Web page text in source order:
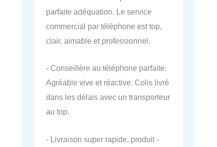
parfaite adéquation. Le service
commercial par téléphone est top,
clair, aimable et professionnel.
- Conseillère au téléphone parfaite.
Agréable vive et réactive. Colis livré
dans les délais avec un transporteur
au top.
- Livraison super rapide, produit -